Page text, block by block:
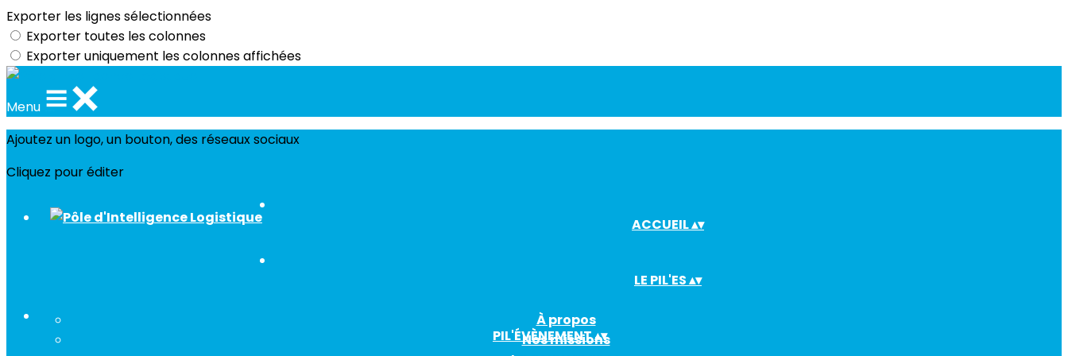
Exporter les lignes sélectionnées
Exporter toutes les colonnes
Exporter uniquement les colonnes affichées
Menu
Ajoutez un logo, un bouton, des réseaux sociaux
Cliquez pour éditer
ACCUEIL▴▾
LE PIL'ES▴▾
À propos
Nos missions
PIL'ÉVÈNEMENT▴▾